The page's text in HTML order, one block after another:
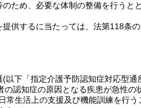
ため、必要な体制の整備を行うと
供するに当たっては、法第118条
(以下「指定介護予防認知症対応型通
の認知症の原因となる疾患が急性の
生活上の支援及び機能訓練を行